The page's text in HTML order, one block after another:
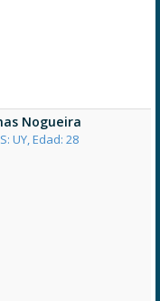
Nogueira
UY, Edad: 28